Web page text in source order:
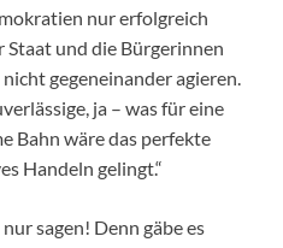
nur erfolgreich
Staat und die Bürgerinnen
gegeneinander agieren.
ja – was für eine
Bahn wäre das perfekte
Handeln gelingt.“
sagen! Denn gäbe es